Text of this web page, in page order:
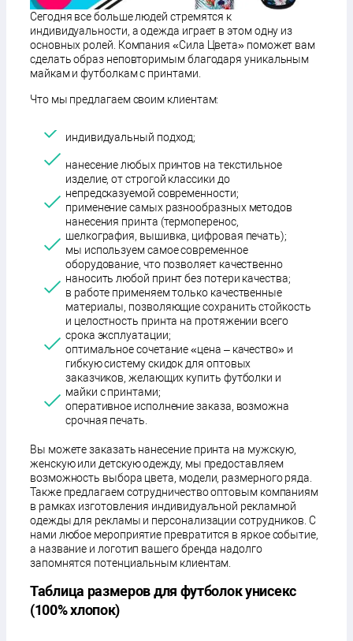
Сегодня все больше людей стремятся к
индивидуальности, а одежда играет в этом одну из
основных ролей. Компания «Сила Цвета» поможет вам
сделать образ неповторимым благодаря уникальным
майкам и футболкам с принтами.
Что мы предлагаем своим клиентам:
индивидуальный подход;
нанесение любых принтов на текстильное
изделие, от строгой классики до
непредсказуемой современности;
применение самых разнообразных методов
нанесения принта (термоперенос,
шелкография, вышивка, цифровая печать);
мы используем самое современное
оборудование, что позволяет качественно
наносить любой принт без потери качества;
в работе применяем только качественные
материалы, позволяющие сохранить стойкость
и целостность принта на протяжении всего
срока эксплуатации;
оптимальное сочетание «цена – качество» и
гибкую систему скидок для оптовых
заказчиков, желающих купить футболки и
майки с принтами;
оперативное исполнение заказа, возможна
срочная печать.
Вы можете заказать нанесение принта на мужскую,
женскую или детскую одежду, мы предоставляем
возможность выбора цвета, модели, размерного ряда.
Также предлагаем сотрудничество оптовым компаниям
в рамках изготовления индивидуальной рекламной
одежды для рекламы и персонализации сотрудников. С
нами любое мероприятие превратится в яркое событие,
а название и логотип вашего бренда надолго
запомнятся потенциальным клиентам.
Таблица размеров для футболок унисекс
(100% хлопок)